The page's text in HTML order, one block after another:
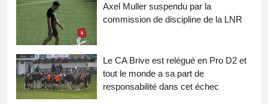
Axel Muller suspendu par la
commission de discipline de la LNR
Le CA Brive est relégué en Pro D2 et
tout le monde a sa part de
responsabilité dans cet échec